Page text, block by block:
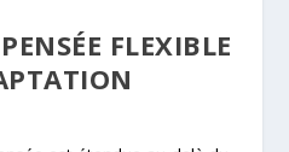
FLEXIBLE